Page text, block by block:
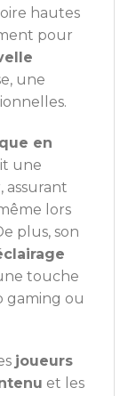
hautes
pour
une
en
une
assurant
lors
plus, son
touche
gaming ou
joueurs
et les